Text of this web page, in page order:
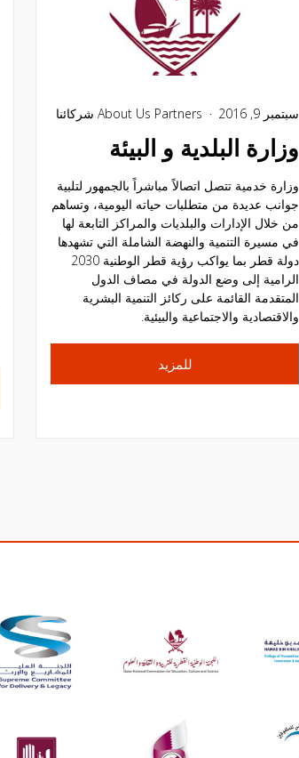
سبتمبر 9, 2016 About Us Partners شركائنا
وزارة البلدية و البيئة
وزارة خدمية تتصل اتصالاً مباشراً بالجمهور لتلبية
جوانب عديدة من متطلبات حياته اليومية، وتساهم
من خلال الإدارات والبلديات والمراكز التابعة لها
في مسيرة التنمية والنهضة الشاملة التي تشهدها
دولة قطر بما يواكب رؤية قطر الوطنية 2030
الرامية إلى وضع الدولة في مصاف الدول
المتقدمة القائمة على ركائز التنمية البشرية
والاقتصادية والاجتماعية والبيئية.
للمزيد